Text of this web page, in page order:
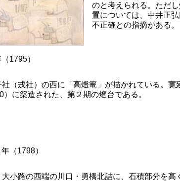
のと考えられる。ただ
置については、中井正
不正確との指摘がある。
1795）
社（戎社）の西に「高燈篭」が描かれている。寛
）に築造された、第２期の燈台である。
（1798）
大小路の西端の川口・勇橋北詰に、石積部分を高